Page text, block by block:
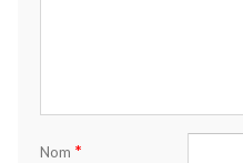
Nom *